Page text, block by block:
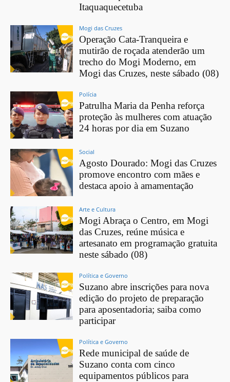
Itaquaquecetuba
Mogi das Cruzes
Operação Cata-Tranqueira e
mutirão de roçada atenderão um
trecho do Mogi Moderno, em
Mogi das Cruzes, neste sábado (08)
Polícia
Patrulha Maria da Penha reforça
proteção às mulheres com atuação
24 horas por dia em Suzano
Social
Agosto Dourado: Mogi das Cruzes
promove encontro com mães e
destaca apoio à amamentação
Arte e Cultura
Mogi Abraça o Centro, em Mogi
das Cruzes, reúne música e
artesanato em programação gratuita
neste sábado (08)
Política e Governo
Suzano abre inscrições para nova
edição do projeto de preparação
para aposentadoria; saiba como
participar
Política e Governo
Rede municipal de saúde de
Suzano conta com cinco
equipamentos públicos para